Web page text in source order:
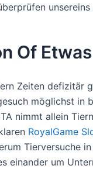
Of
Zeiten defizitär
möglichst in
nimmt allein
RoyalGame
Tierversuche
einander um